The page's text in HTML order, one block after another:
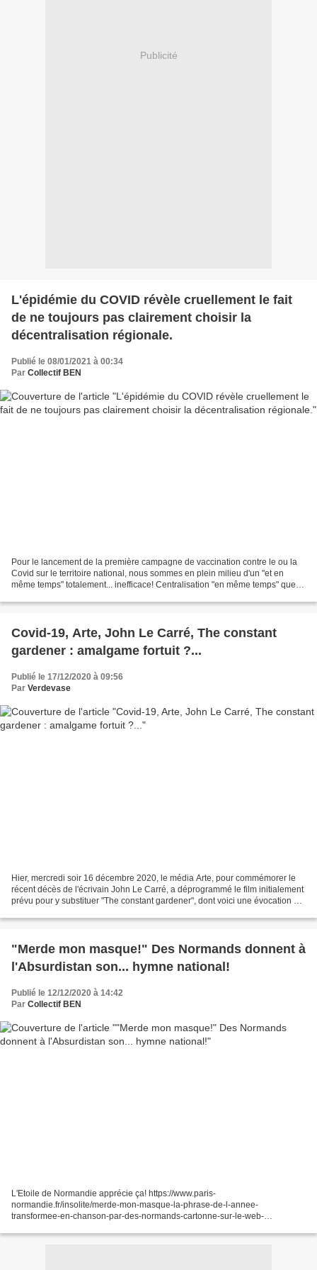
Publicité
L'épidémie du COVID révèle cruellement le fait
de ne toujours pas clairement choisir la
décentralisation régionale.
Publié le 08/01/2021 à 00:34
Par Collectif BEN
Pour le lancement de la première campagne de vaccination contre le ou la
Covid sur le territoire national, nous sommes en plein milieu d'un "et en
même temps" totalement... inefficace! Centralisation "en même temps" que
Covid-19, Arte, John Le Carré, The constant
gardener : amalgame fortuit ?...
Publié le 17/12/2020 à 09:56
Par Verdevase
Hier, mercredi soir 16 décembre 2020, le média Arte, pour commémorer le
récent décès de l'écrivain John Le Carré, a déprogrammé le film initialement
prévu pour y substituer "The constant gardener", dont voici une évocation au
"Merde mon masque!" Des Normands donnent à
l'Absurdistan son... hymne national!
Publié le 12/12/2020 à 14:42
Par Collectif BEN
L'Etoile de Normandie apprécie ça! https://www.paris-
normandie.fr/insolite/merde-mon-masque-la-phrase-de-l-annee-
transformee-en-chanson-par-des-normands-cartonne-sur-le-web-
chanson...